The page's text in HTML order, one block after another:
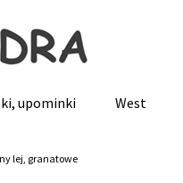
upominki West
lej, granatowe